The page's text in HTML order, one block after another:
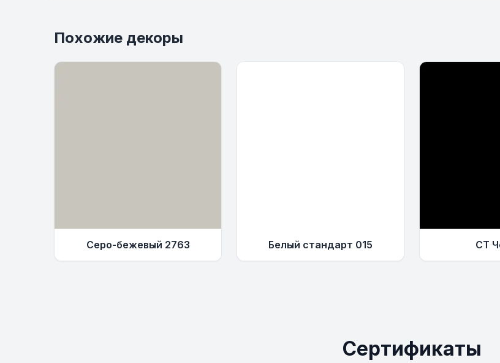
Похожие декоры
Серо-бежевый 2763 Белый стандарт 015 СТ
Сертификаты